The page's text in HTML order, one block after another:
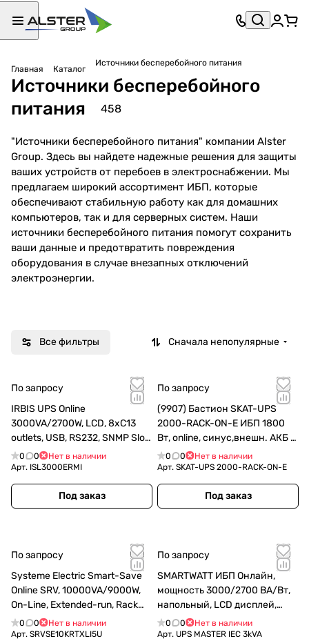
Главная Каталог
Источники бесперебойного питания
Источники бесперебойного
питания
458
"Источники бесперебойного питания" компании Alster
Group. Здесь вы найдете надежные решения для защиты
ваших устройств от перебоев в электроснабжении. Мы
предлагаем широкий ассортимент ИБП, которые
обеспечивают стабильную работу как для домашних
компьютеров, так и для серверных систем. Наши
источники бесперебойного питания помогут сохранить
ваши данные и предотвратить повреждения
оборудования в случае внезапных отключений
электроэнергии.
ИБП
для
ПК
товаров
ИБП
для
серв
еров
и
ойст
товара
Все фильтры Сначала непопулярные
По запросу
IRBIS UPS Online
3000VA/2700W, LCD, 8xC13
outlets, USB, RS232, SNMP Slot,
Rack mount/Tower
0 0
Нет в наличии
Арт. ISL3000ERMI
Под заказ
По запросу
(9907) Бастион SKAT-UPS
2000-RACK-ON-E ИБП 1800
Вт, online, синус,внешн. АКБ х
4 шт, 8xC13
0 0
Нет в наличии
Арт. SKAT-UPS 2000-RACK-ON-E
Под заказ
По запросу
Systeme Electric Smart-Save
Online SRV, 10000VA/9000W,
On-Line, Extended-run, Rack
5U(Tower convertible), LCD,
Out: Hardwire, SNMP I
0 0
Нет в наличии
Арт. SRVSE10KRTXLI5U
По запросу
SMARTWATT ИБП Онлайн,
мощность 3000/2700 ВА/Вт,
напольный, LCD дисплей,
IEC13 - 6 шт., встроенные АКБ
0 0
Нет в наличии
Арт. UPS MASTER IEC 3kVA